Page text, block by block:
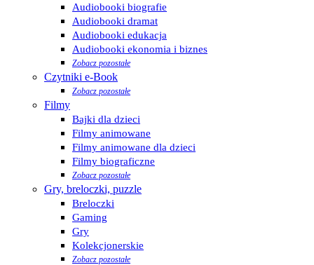
Audiobooki biografie
Audiobooki dramat
Audiobooki edukacja
Audiobooki ekonomia i biznes
Zobacz pozostałe
Czytniki e-Book
Zobacz pozostałe
Filmy
Bajki dla dzieci
Filmy animowane
Filmy animowane dla dzieci
Filmy biograficzne
Zobacz pozostałe
Gry, breloczki, puzzle
Breloczki
Gaming
Gry
Kolekcjonerskie
Zobacz pozostałe